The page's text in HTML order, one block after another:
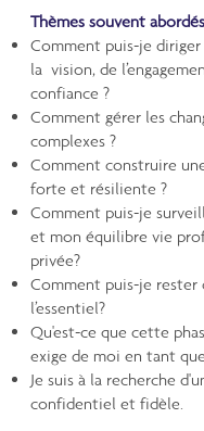
Thèmes souvent
Comment puis-je
la vision, de
confiance ?
Comment gérer les
complexes ?
Comment construire
forte et résiliente ?
Comment puis-je
et mon équilibre vie
privée?
Comment puis-je rester
l’essentiel?
Qu'est-ce que cette
exige de moi en tant
Je suis à la recherche
confidentiel et fidèle.